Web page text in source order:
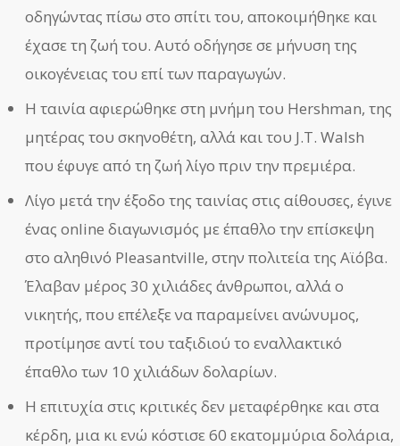
οδηγώντας πίσω στο σπίτι του, αποκοιμήθηκε και
έχασε τη ζωή του. Αυτό οδήγησε σε μήνυση της
οικογένειας του επί των παραγωγών.
Η ταινία αφιερώθηκε στη μνήμη του Hershman, της
μητέρας του σκηνοθέτη, αλλά και του J.T. Walsh
που έφυγε από τη ζωή λίγο πριν την πρεμιέρα.
Λίγο μετά την έξοδο της ταινίας στις αίθουσες, έγινε
ένας online διαγωνισμός με έπαθλο την επίσκεψη
στο αληθινό Pleasantville, στην πολιτεία της Αϊόβα.
Έλαβαν μέρος 30 χιλιάδες άνθρωποι, αλλά ο
νικητής, που επέλεξε να παραμείνει ανώνυμος,
προτίμησε αντί του ταξιδιού το εναλλακτικό
έπαθλο των 10 χιλιάδων δολαρίων.
Η επιτυχία στις κριτικές δεν μεταφέρθηκε και στα
κέρδη, μια κι ενώ κόστισε 60 εκατομμύρια δολάρια,